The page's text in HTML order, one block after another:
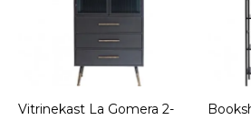
Vitrinekast La Gomera 2-